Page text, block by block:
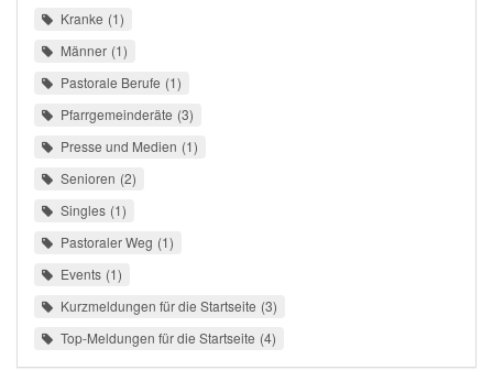
Kranke 1
Männer 1
Pastorale Berufe 1
Pfarrgemeinderäte 3
Presse und Medien 1
Senioren 2
Singles 1
Pastoraler Weg 1
Events 1
Kurzmeldungen für die Startseite 3
Top-Meldungen für die Startseite 4